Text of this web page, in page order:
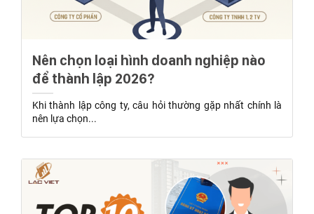
Nên chọn loại hình doanh nghiệp nào
để thành lập 2026?
Khi thành lập công ty, câu hỏi thường gặp nhất chính là
nên lựa chọn...